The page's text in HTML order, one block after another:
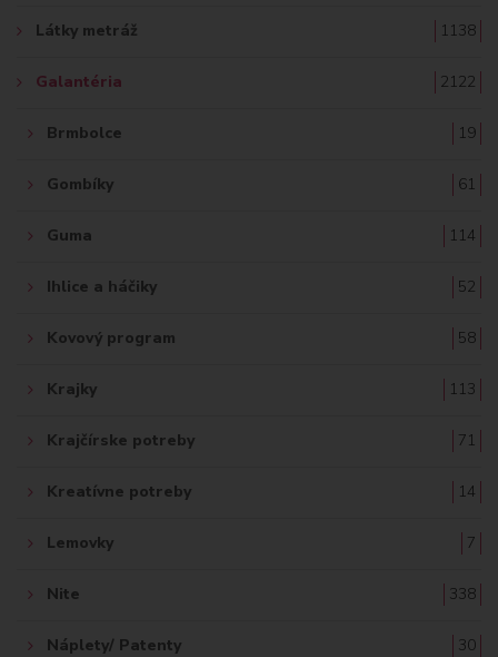
Látky metráž 1138
Galantéria 2122
Brmbolce 19
Gombíky 61
Guma 114
Ihlice a háčiky 52
Kovový program 58
Krajky 113
Krajčírske potreby 71
Kreatívne potreby 14
Lemovky 7
Nite 338
Náplety/ Patenty 30